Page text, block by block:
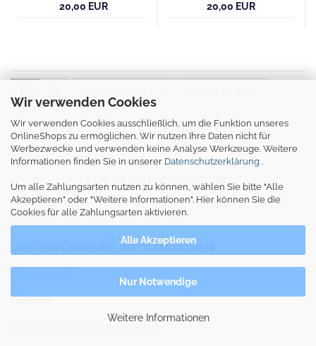
Wir verwenden Cookies
Wir verwenden Cookies ausschließlich, um die Funktion unseres
OnlineShops zu ermöglichen. Wir nutzen Ihre Daten nicht für
Werbezwecke und verwenden keine Analyse Werkzeuge. Weitere
Informationen finden Sie in unserer Datenschutzerklärung .
Um alle Zahlungsarten nutzen zu können, wählen Sie bitte "Alle
Akzeptieren" oder "Weitere Informationen". Hier können Sie die
Cookies für alle Zahlungsarten aktivieren.
Alle Akzeptieren
Nur Notwendige
Weitere Informationen
20,00 EUR 20,00 EUR
1 2 3 4 5 6 7 »
WEITERFÜHRENDE INFORMATIONEN:
Impressum
Kontakt